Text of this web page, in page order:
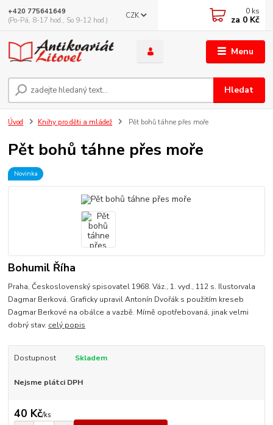
Menu
CZK
Hledat
+420 775641649
(Po-Pá, 8-17 hod., So 9-12 hod.)
0 ks
za 0 Kč
Úvod Knihy pro děti a mládež Pět bohů táhne přes moře
Pět bohů táhne přes moře
Novinka
Bohumil Říha
Praha, Československý spisovatel 1968. Váz., 1. vyd., 112 s. Ilustorvala
Dagmar Berková. Graficky upravil Antonín Dvořák s použitím kreseb
Dagmar Berkové na obálce a vazbě. Mírně opotřebovaná, jinak velmi
dobrý stav. celý popis
Dostupnost Skladem
Nejsme plátci DPH
40 Kč/ks